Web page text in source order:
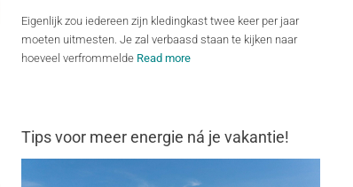
Eigenlijk zou iedereen zijn kledingkast twee keer per jaar
moeten uitmesten. Je zal verbaasd staan te kijken naar
hoeveel verfrommelde Read more
Tips voor meer energie ná je vakantie!